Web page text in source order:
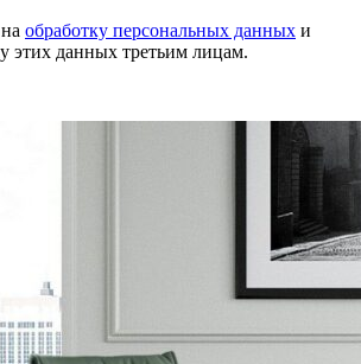
обработку персональных данных и
этих данных третьим лицам.